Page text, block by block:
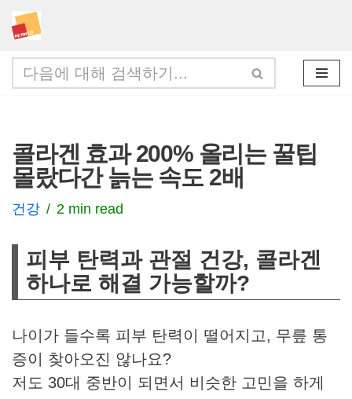
콘
텐
츠
너
뛰
기
콜라겐 효과 200% 올리는 꿀팁
몰랐다간 늙는 속도 2배
건강 2 min read
피부 탄력과 관절 건강, 콜라겐
하나로 해결 가능할까?
나이가 들수록 피부 탄력이 떨어지고, 무릎 통
증이 찾아오진 않나요?
저도 30대 중반이 되면서 비슷한 고민을 하게